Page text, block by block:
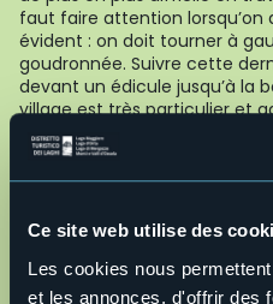
Ce site web utilise des
Les cookies nous
et les annonces, d'offrir des
faut faire attention lorsqu’on
évident : on doit tourner à
goudronnée. Suivre cette
devant un édicule jusqu’à la
village est très particulier et
(l’eau n’est pas contrôlée)
mais, surtout, de
d'animaux surgissent des
de l’itinéraire (670 m). On
croisement où se trouve
empruntant un chemin de